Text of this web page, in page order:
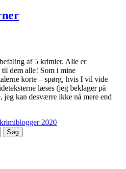
af 5 krimier. Alle er
til dem alle! Som i mine
korte – spørg, hvis I vil vide
læses (jeg beklager på
jeg kan desværre ikke nå mere end